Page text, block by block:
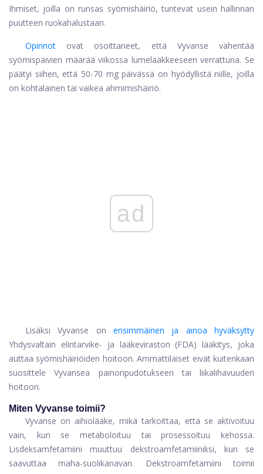
Ihmiset, joilla on runsas syömishäiriö, tuntevat usein hallinnan
puutteen ruokahalustaan.
Opinnot
ovat osoittaneet, että Vyvanse vähentää
syömispäivien määrää viikossa lumelääkkeeseen verrattuna. Se
päätyi siihen, että 50-70 mg päivässä on hyödyllistä niille, joilla
on kohtalainen tai vaikea ahmimishäiriö.
ad
Lisäksi Vyvanse on
ensimmäinen ja ainoa hyväksytty
Yhdysvaltain elintarvike- ja lääkeviraston (FDA) lääkitys, joka
auttaa syömishäiriöiden hoitoon. Ammattilaiset eivät kuitenkaan
suosittele Vyvansea painonpudotukseen tai liikalihavuuden
hoitoon.
Miten Vyvanse toimii?
Vyvanse on aihiolääke, mikä tarkoittaa, että se aktivoituu
vain, kun se metaboloituu tai prosessoituu kehossa.
Lisdeksamfetamiini muuttuu dekstroamfetamiiniksi, kun se
saavuttaa maha-suolikanavan. Dekstroamfetamiini toimii